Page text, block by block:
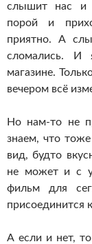
слышит нас и
порой и
приятно. А
сломались. И
магазине.
вечером всё
Но нам-то не
знаем, что
вид, будто
не может и с
фильм для
присоединится
А если и нет,